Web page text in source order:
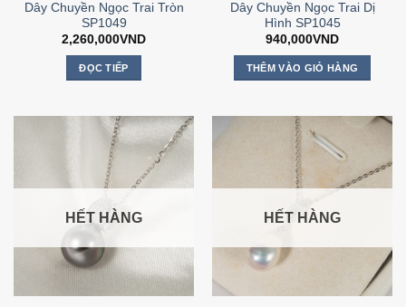
Dây Chuyền Ngọc Trai Tròn
SP1049
2,260,000VND
ĐỌC TIẾP
Dây Chuyền Ngọc Trai Dị
Hình SP1045
940,000VND
THÊM VÀO GIỎ HÀNG
HẾT HÀNG HẾT HÀNG